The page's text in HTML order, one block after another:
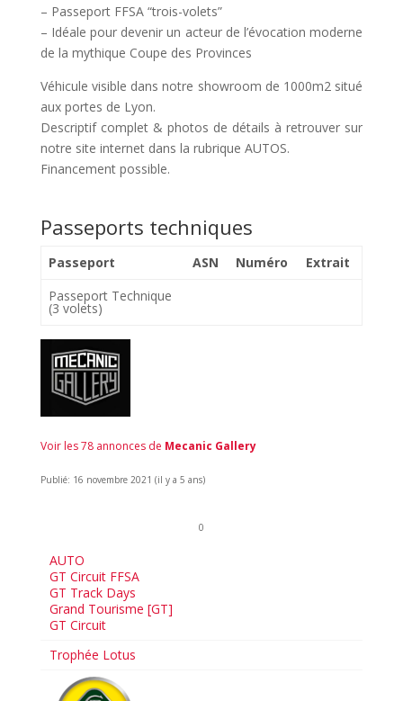
– Passeport FFSA “trois-volets”
– Idéale pour devenir un acteur de l’évocation moderne
de la mythique Coupe des Provinces
Véhicule visible dans notre showroom de 1000m2 situé
aux portes de Lyon.
Descriptif complet & photos de détails à retrouver sur
notre site internet dans la rubrique AUTOS.
Financement possible.
Passeports techniques
Passeport ASN Numéro
Extrait
Passeport Technique
(3 volets)
Voir les 78 annonces de Mecanic Gallery
Publié: 16 novembre 2021 (il y a 5 ans)
0
AUTO
GT Circuit FFSA
GT Track Days
Grand Tourisme [GT]
GT Circuit
Trophée Lotus